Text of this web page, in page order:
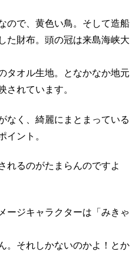
ので、黄色い鳥。そして造船
た財布。頭の冠は来島海峡大
タオル生地。となかなか地元
されています。
なく、綺麗にまとまっている
イント。
れるのがたまらんのですよ
ージキャラクターは「みきゃ
。それしかないのかよ！とか